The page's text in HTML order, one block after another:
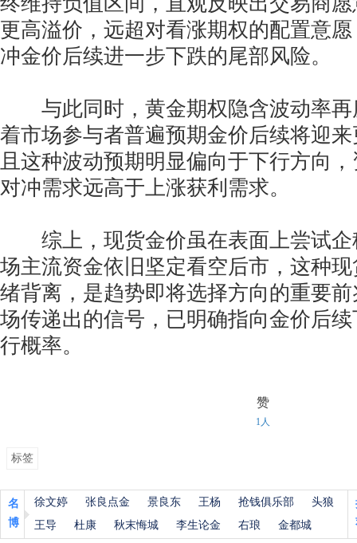
更高溢价，远超对看涨期权的配置意
冲金价后续进一步下跌的尾部风险。
与此同时，黄金期权隐含波动率再
着市场参与者普遍预期金价后续将迎
且这种波动预期明显偏向于下行方向
对冲需求远高于上涨获利需求。
综上，现货金价虽在表面上尝试企
场主流资金依旧坚定看空后市，这种
绪背离，是趋势即将选择方向的重要
场传递出的信号，已明确指向金价后
行概率。
赞
1人
标签
名
博
徐文婷 张良点金 景良东 王杨 抢钱俱乐部
头狼
王导
杜康 秋末悔城 李生论金 右琅 金都城